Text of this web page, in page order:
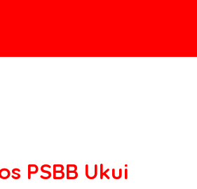
PSBB Ukui